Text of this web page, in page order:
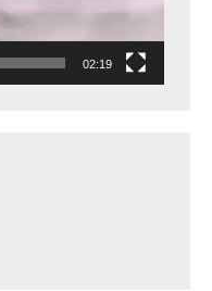
02:19